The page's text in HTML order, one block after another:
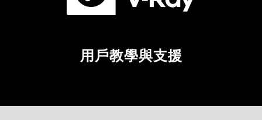
用戶教學與支援